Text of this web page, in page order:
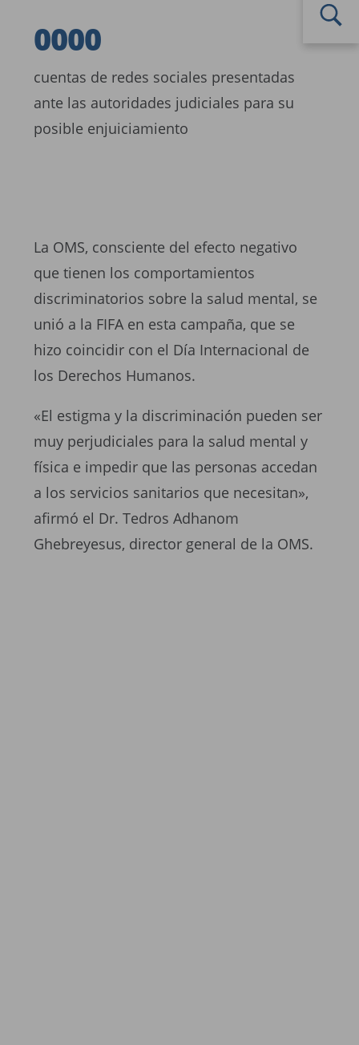
4908
0000
cuentas de redes sociales presentadas
ante las autoridades judiciales para su
posible enjuiciamiento
La OMS, consciente del efecto negativo
que tienen los comportamientos
discriminatorios sobre la salud mental, se
unió a la FIFA en esta campaña, que se
hizo coincidir con el Día Internacional de
los Derechos Humanos.
«El estigma y la discriminación pueden ser
muy perjudiciales para la salud mental y
física e impedir que las personas accedan
a los servicios sanitarios que necesitan»,
afirmó el Dr. Tedros Adhanom
Ghebreyesus, director general de la OMS.